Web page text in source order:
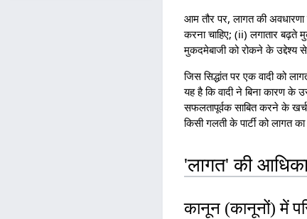
आम तौर पर, लागत की अवधारणा के
करना चाहिए; (ii) लगातार बढ़ते
मुकदमेबाजी को रोकने के उद्देश्य से
जिस सिद्धांत पर एक वादी को
यह है कि वादी ने बिना कारण
सफलतापूर्वक साबित करने के खर्च
किसी गलती के पार्टी को लागत
'लागत' की
कानून (कानूनों) में